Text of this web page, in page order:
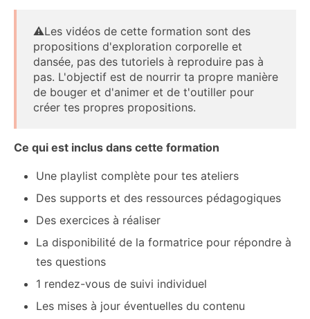
⚠️Les vidéos de cette formation sont des
propositions d'exploration corporelle et
dansée, pas des tutoriels à reproduire pas à
pas. L'objectif est de nourrir ta propre manière
de bouger et d'animer et de t'outiller pour
créer tes propres propositions.
Ce qui est inclus dans cette formation
Une playlist complète pour tes ateliers
Des supports et des ressources pédagogiques
Des exercices à réaliser
La disponibilité de la formatrice pour répondre à
tes questions
1 rendez-vous de suivi individuel
Les mises à jour éventuelles du contenu